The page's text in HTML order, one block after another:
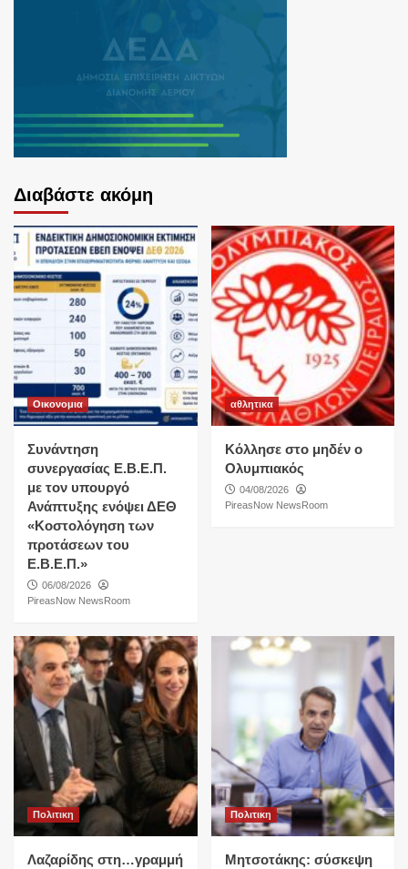
Διαβάστε ακόμη
Οικονομια
Συνάντηση
συνεργασίας Ε.Β.Ε.Π.
με τον υπουργό
Ανάπτυξης ενόψει ΔΕΘ
«Κοστολόγηση των
προτάσεων του
Ε.Β.Ε.Π.»
06/08/2026
PireasNow NewsRoom
αθλητικα
Κόλλησε στο μηδέν ο
Ολυμπιακός
04/08/2026
PireasNow NewsRoom
Πολιτικη
Λαζαρίδης στη…γραμμή
Πολιτικη
Μητσοτάκης: σύσκεψη